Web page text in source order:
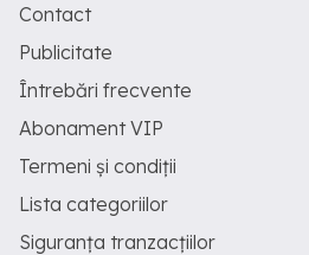
Contact
Publicitate
Întrebări frecvente
Abonament VIP
Termeni și condiții
Lista categoriilor
Siguranța tranzacțiilor